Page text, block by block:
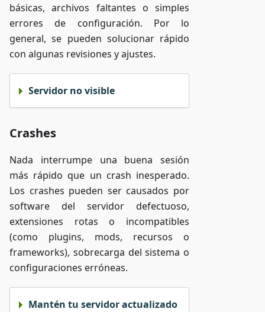
básicas, archivos faltantes o simples
errores de configuración. Por lo
general, se pueden solucionar rápido
con algunas revisiones y ajustes.
Servidor no visible
Crashes
Nada interrumpe una buena sesión
más rápido que un crash inesperado.
Los crashes pueden ser causados por
software del servidor defectuoso,
extensiones rotas o incompatibles
(como plugins, mods, recursos o
frameworks), sobrecarga del sistema o
configuraciones erróneas.
Mantén tu servidor actualizado